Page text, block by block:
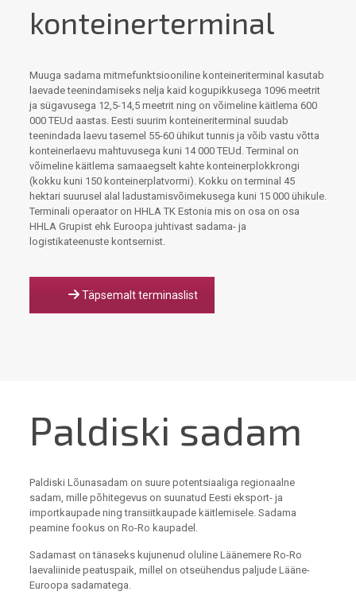
konteinerterminal
Muuga sadama mitmefunktsiooniline konteineriterminal kasutab
laevade teenindamiseks nelja kaid kogupikkusega 1096 meetrit
ja sügavusega 12,5-14,5 meetrit ning on võimeline käitlema 600
000 TEUd aastas. Eesti suurim konteineriterminal suudab
teenindada laevu tasemel 55-60 ühikut tunnis ja võib vastu võtta
konteinerlaevu mahtuvusega kuni 14 000 TEUd. Terminal on
võimeline käitlema samaaegselt kahte konteinerplokkrongi
(kokku kuni 150 konteinerplatvormi). Kokku on terminal 45
hektari suurusel alal ladustamisvõimekusega kuni 15 000 ühikule.
Terminali operaator on HHLA TK Estonia mis on osa on osa
HHLA Grupist ehk Euroopa juhtivast sadama- ja
logistikateenuste kontsernist.
Täpsemalt terminaslist
Paldiski sadam
Paldiski Lõunasadam on suure potentsiaaliga regionaalne
sadam, mille põhitegevus on suunatud Eesti eksport- ja
importkaupade ning transiitkaupade käitlemisele. Sadama
peamine fookus on Ro-Ro kaupadel.
Sadamast on tänaseks kujunenud oluline Läänemere Ro-Ro
laevaliinide peatuspaik, millel on otseühendus paljude Lääne-
Euroopa sadamatega.